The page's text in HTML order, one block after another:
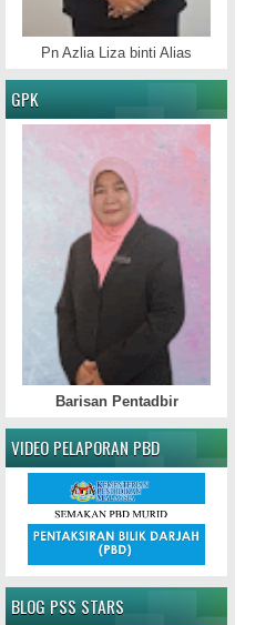
Pn Azlia Liza binti Alias
GPK
Barisan Pentadbir
VIDEO PELAPORAN PBD
BLOG PSS STARS